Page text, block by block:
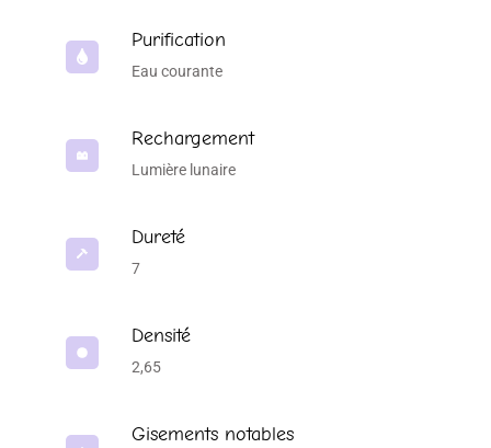
Purification
Eau courante
Rechargement
Lumière lunaire
Dureté
7
Densité
2,65
Gisements notables